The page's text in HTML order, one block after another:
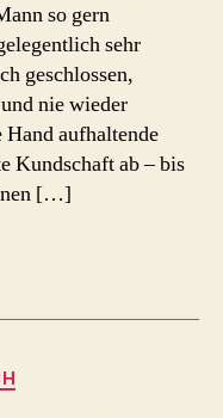
Klappe
so gern
sehr
geschlossen,
nie wieder
aufhaltende
Kundschaft ab – bis
[…]